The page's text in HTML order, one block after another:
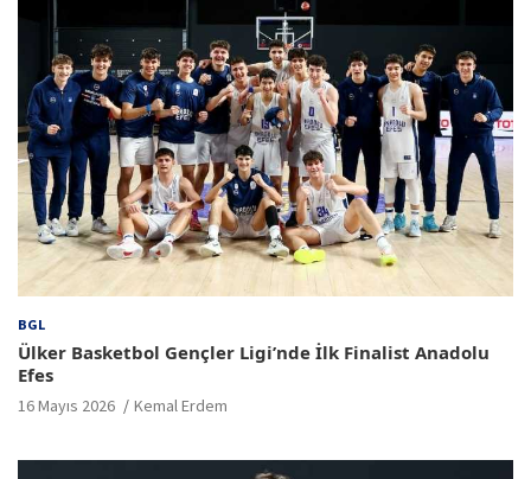
BGL
Ülker Basketbol Gençler Ligi’nde İlk Finalist Anadolu
Efes
16 Mayıs 2026 Kemal Erdem